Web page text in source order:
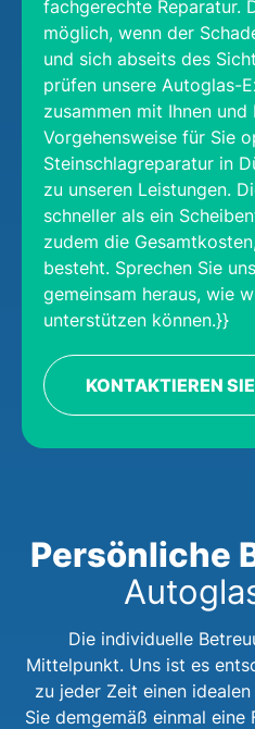
fachgerechte Reparatur.
möglich, wenn der
und sich abseits des
prüfen unsere Autoglas-
zusammen mit Ihnen
Vorgehensweise für Sie
Steinschlagreparatur in
zu unseren Leistungen.
schneller als ein
zudem die
besteht. Sprechen Sie
gemeinsam heraus, wie
unterstützen können.}}
KONTAKTIEREN
Persönliche
Die individuelle
Mittelpunkt. Uns ist es
zu jeder Zeit einen
Sie demgemäß einmal eine